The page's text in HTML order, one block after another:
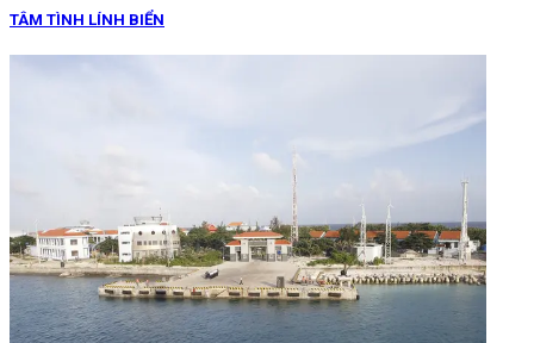
TÂM TÌNH LÍNH BIỂN